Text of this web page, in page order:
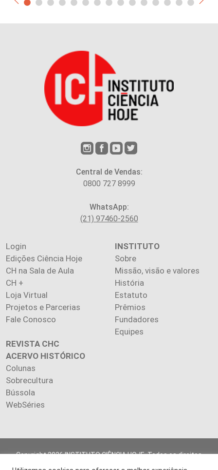
Central de Vendas:
0800 727 8999
WhatsApp:
(21) 97460-2560
Login
Edições Ciência Hoje
CH na Sala de Aula
CH +
Loja Virtual
Projetos e Parcerias
Fale Conosco
INSTITUTO
Sobre
Missão, visão e valores
História
Estatuto
Prêmios
Fundadores
Equipes
REVISTA CHC
ACERVO HISTÓRICO
Colunas
Sobrecultura
Bússola
WebSéries
Copyright 2026 INSTITUTO CIÊNCIA HOJE. Todos os direitos